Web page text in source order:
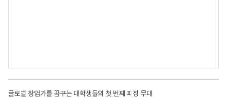
글로벌 창업가를 꿈꾸는 대학생들의 첫 번째 피칭 무대